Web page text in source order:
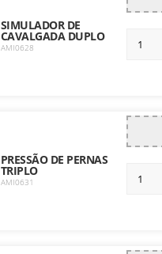
SIMULADOR DE
CAVALGADA DUPLO
AMI0628
PRESSÃO DE PERNAS
TRIPLO
AMI0631